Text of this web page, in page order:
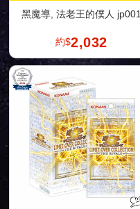
黑魔導, 法老王的僕人 jp001
約$2,032